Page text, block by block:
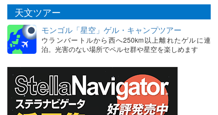
天文ツアー
モンゴル「星空」ゲル・キャンプツアー
ウランバートルから西へ250km以上離れたゲルに連
泊。光害のない場所でペルセ群や星空を楽しめます